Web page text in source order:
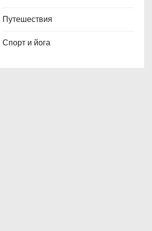
Путешествия
Спорт и йога